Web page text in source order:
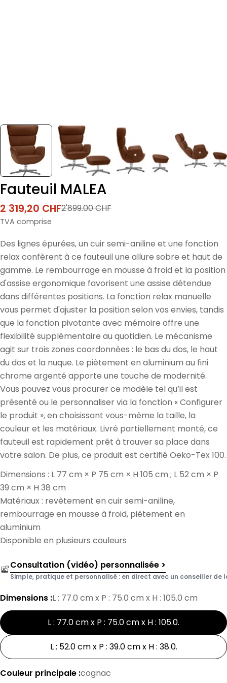
Fauteuil MALEA
Prix
de
2 319,20 CHF
Prix
normal
2'899.00 CHF
TVA comprise
Des lignes épurées, un cuir semi-aniline et une fonction
relax confèrent à ce fauteuil une allure sobre et haut de
gamme. Le rembourrage en mousse à froid et la position
d'assise ergonomique favorisent une assise détendue
dans différentes positions. La fonction relax manuelle
vous permet d'ajuster la position selon vos envies, tandis
que la fonction pivotante avec mémoire offre une
flexibilité supplémentaire au quotidien. Le mécanisme
agit sur trois zones coordonnées : le bas du dos, le haut
du dos et la nuque. Le piètement en aluminium au fini
chrome argenté apporte une touche de modernité.
Vous pouvez vous procurer ce modèle tel qu’il est
présenté ou le personnaliser via la fonction « Configurer
le produit », en choisissant vous-même la taille, la
couleur et les matériaux. Livré partiellement monté, ce
fauteuil est rapidement prêt à trouver sa place dans
votre salon. De plus, ce produit est certifié Oeko-Tex 100.
Dimensions : L 77 cm × P 75 cm × H 105 cm ; L 52 cm × P
39 cm × H 38 cm
Matériaux : revêtement en cuir semi-aniline,
rembourrage en mousse à froid, piètement en
aluminium
Disponible en plusieurs couleurs
Consultation (vidéo) personnalisée >
Simple, pratique et personnalisé : en direct avec un conseiller de
Dimensions :L : 77.0 cm x P : 75.0 cm x H : 105.0 cm
L : 77.0 cm x P : 75.0 cm x H : 105.0.
L : 52.0 cm x P : 39.0 cm x H : 38.0.
Couleur principale :cognac